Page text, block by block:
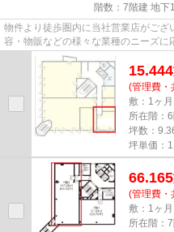
階数：7階建 地下
物件より徒歩圏内に当社営業店がご
容・物販などの様々な業種のニーズに
尚、弊社ではおとり広告は一切...
15.444
(管理費・
敷：1ヶ
所在階：
坪数：
坪単価：
66.165
(管理費・
敷：1ヶ
所在階：